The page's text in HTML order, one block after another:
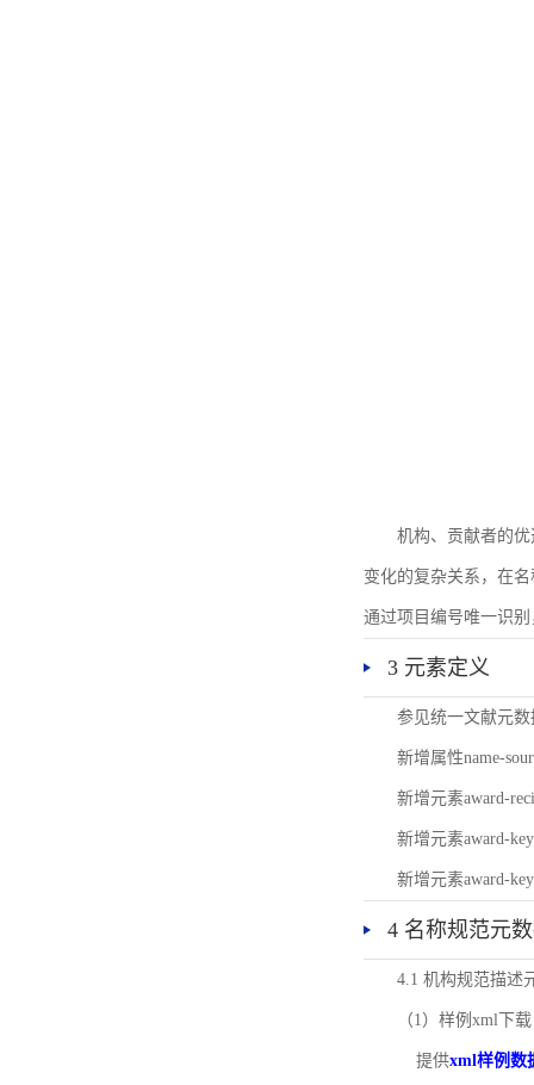
机构、贡献者的
变化的复杂关系，在
通过项目编号唯一识
3 元素定义
参见统一文献元
新增属性name-
新增元素award-
新增元素award-
新增元素award-
4 名称规范元
4.1 机构规范描述
（1）样例xml下载
提供xml样例数